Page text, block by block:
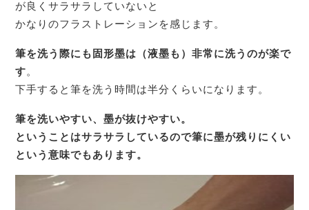
が良くサラサラしていないと
かなりのフラストレーションを感じます。
筆を洗う際にも固形墨は（液墨も）非常に洗うのが楽で
す。
下手すると筆を洗う時間は半分くらいになります。
筆を洗いやすい、墨が抜けやすい。
ということはサラサラしているので筆に墨が残りにくい
という意味でもあります。